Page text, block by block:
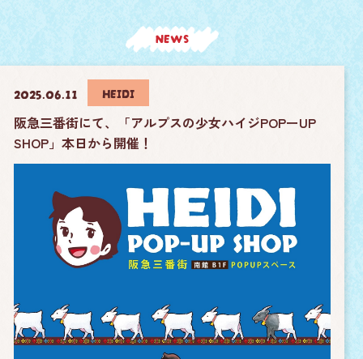
NEWS
2025.06.11
HEIDI
阪急三番街にて、「アルプスの少女ハイジPOPーUP
SHOP」本日から開催！